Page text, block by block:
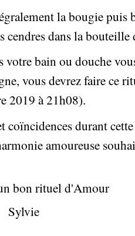
la bougie puis
dans la bouteille
votre bain ou douche
vous devrez faire ce
2019 à 21h08).
coïncidences durant
amoureuse
bon rituel d'Amour
Sylvie